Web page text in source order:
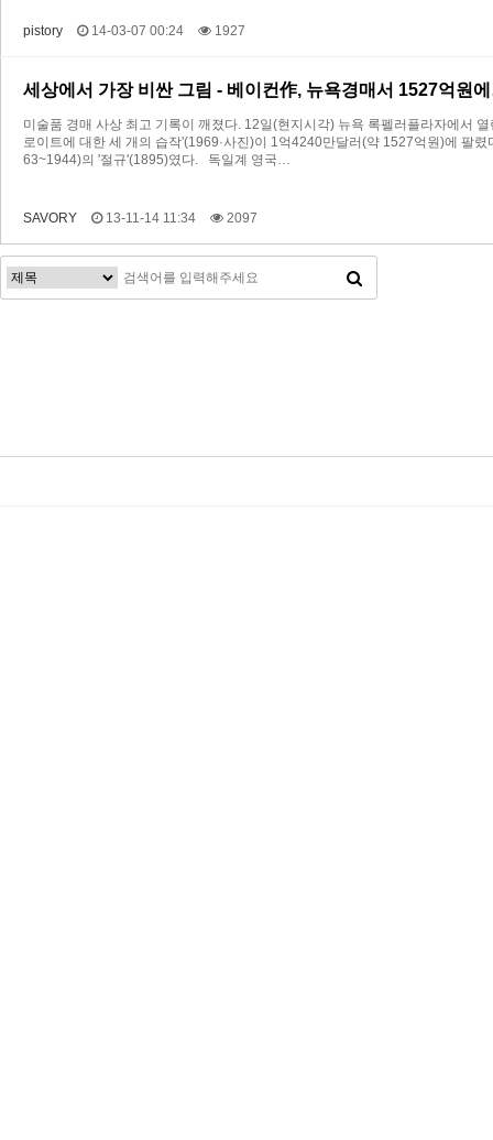
pistory 14-03-07 00:24 1927
세상에서 가장 비싼 그림 - 베이컨作, 뉴욕경매서 1527억원
미술품 경매 사상 최고 기록이 깨졌다. 12일(현지시각) 뉴욕 록펠러플라자에서
로이트에 대한 세 개의 습작'(1969·사진)이 1억4240만달러(약 1527억원)에 팔
63~1944)의 '절규'(1895)였다. 독일계 영국…
SAVORY 13-11-14 11:34 2097